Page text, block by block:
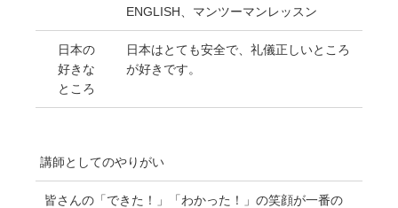
ENGLISH、マンツーマンレッスン
日本の
好きな
ところ
日本はとても安全で、礼儀正しいところ
が好きです。
講師としてのやりがい
皆さんの「できた！」「わかった！」の笑顔が一番の